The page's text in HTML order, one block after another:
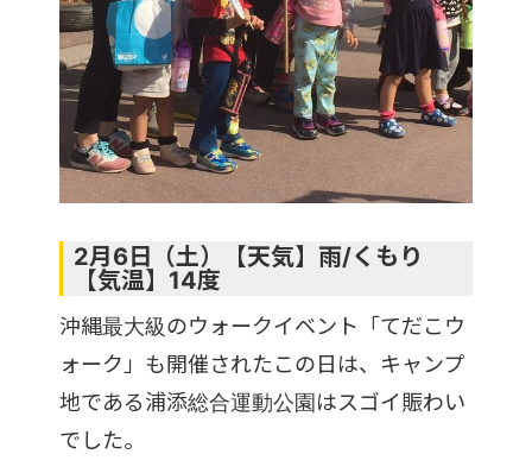
2月6日（土）【天気】雨/くもり
【気温】14度
沖縄最大級のウォークイベント「てだこウ
ォーク」も開催されたこの日は、キャンプ
地である浦添総合運動公園はスゴイ賑わい
でした。